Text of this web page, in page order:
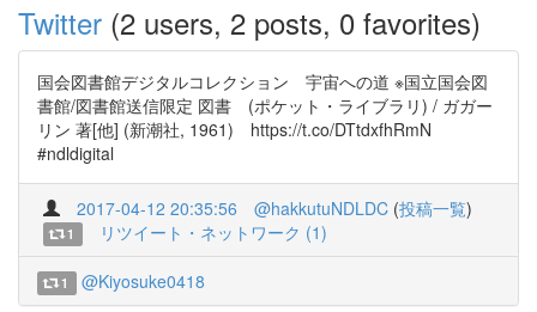
Twitter (2 users, 2 posts, 0 favorites)
国会図書館デジタルコレクション 宇宙への道 ※国立国会図
書館/図書館送信限定 図書 (ポケット・ライブラリ) / ガガー
リン 著[他] (新潮社, 1961) https://t.co/DTtdxfhRmN
#ndldigital
2017-04-12 20:35:56 @hakkutuNDLDC (投稿一覧)
1 リツイート・ネットワーク (1)
1 @Kiyosuke0418